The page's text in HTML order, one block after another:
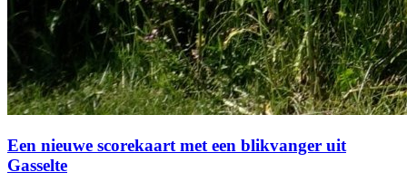
Een nieuwe scorekaart met een blikvanger uit
Gasselte